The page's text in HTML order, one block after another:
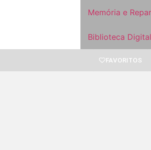
Memória e
Biblioteca Digital
FAVORITOS